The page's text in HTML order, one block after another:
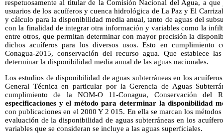
respetuosamente al titular de la Comisión Nacional del Agua, a
usuarios de los acuíferos y cuenca hidrológica de La Paz y El
y cálculo para la disponibilidad media anual, tanto de aguas del
con la finalidad de integrar otra información y variables como la
entre otros, que permitan determinar con mayor precisión la
dichos acuíferos para los diversos usos. Esto en cumplimiento
Conagua-2015, conservación del recurso agua. Que establece
determinar la disponibilidad media anual de las aguas nacionales.
Los estudios de disponibilidad de aguas subterráneas en los
General Técnica en particular por la Gerencia de Aguas
cumplimiento de la NOM-O 11-Conagua, Conservación del
especificaciones y el método para determinar la disponibilidad
con publicaciones en el 2000 Y 2 015. En ella se marcan los
evaluación de la disponibilidad de aguas subterráneas en los
variables que se consideran se incluye a las aguas superficiales.